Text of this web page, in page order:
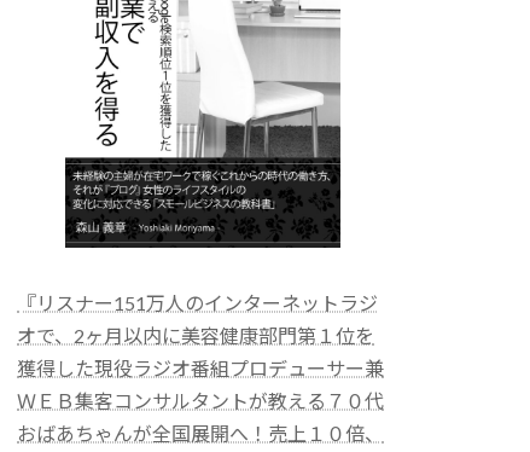
『リスナー151万人のインターネットラジ
オで、2ヶ月以内に美容健康部門第１位を
獲得した現役ラジオ番組プロデューサー兼
ＷＥＢ集客コンサルタントが教える７０代
おばあちゃんが全国展開へ！売上１０倍、